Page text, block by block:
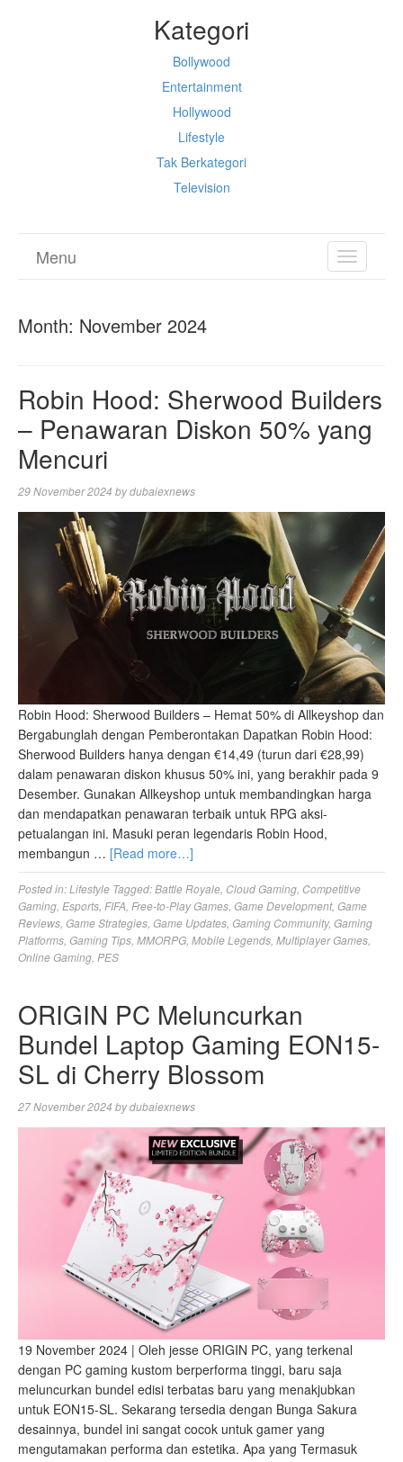
Kategori
Bollywood
Entertainment
Hollywood
Lifestyle
Tak Berkategori
Television
TOGGLE
Menu
Month: November 2024
Robin Hood: Sherwood Builders
– Penawaran Diskon 50% yang
Mencuri
29 November 2024 bydubaiexnews
Robin Hood: Sherwood Builders – Hemat 50% di Allkeyshop dan
Bergabunglah dengan Pemberontakan Dapatkan Robin Hood:
Sherwood Builders hanya dengan €14,49 (turun dari €28,99)
dalam penawaran diskon khusus 50% ini, yang berakhir pada 9
Desember. Gunakan Allkeyshop untuk membandingkan harga
dan mendapatkan penawaran terbaik untuk RPG aksi-
petualangan ini. Masuki peran legendaris Robin Hood,
membangun … [Read more…]
Posted in:Lifestyle Tagged:Battle Royale Cloud Gaming Competitive
Gaming Esports FIFA Free-to-Play Games Game Development, Game
Reviews Game Strategies Game Updates Gaming Community, Gaming
Platforms Gaming Tips MMORPG Mobile Legends Multiplayer Games
Online Gaming PES
ORIGIN PC Meluncurkan
Bundel Laptop Gaming EON15-
SL di Cherry Blossom
27 November 2024 bydubaiexnews
19 November 2024 | Oleh jesse ORIGIN PC, yang terkenal
dengan PC gaming kustom berperforma tinggi, baru saja
meluncurkan bundel edisi terbatas baru yang menakjubkan
untuk EON15-SL. Sekarang tersedia dengan Bunga Sakura
desainnya, bundel ini sangat cocok untuk gamer yang
mengutamakan performa dan estetika. Apa yang Termasuk